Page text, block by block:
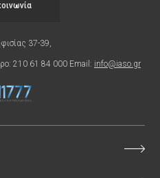
37-39,
210 61 84 000 Email: info@iaso.gr